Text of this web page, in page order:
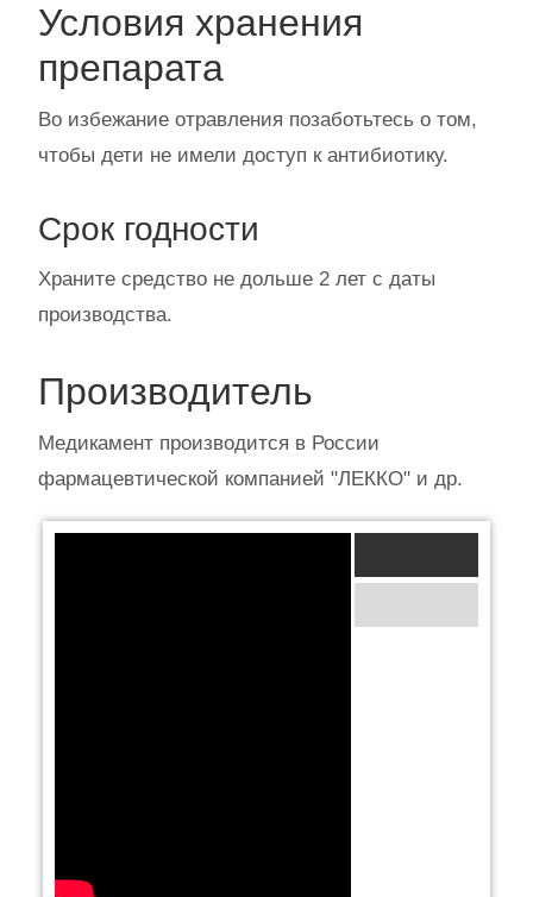
Условия хранения
препарата
Во избежание отравления позаботьтесь о том,
чтобы дети не имели доступ к антибиотику.
Срок годности
Храните средство не дольше 2 лет с даты
производства.
Производитель
Медикамент производится в России
фармацевтической компанией "ЛЕККО" и др.